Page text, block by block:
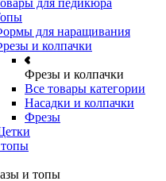
для наращивания
и колпачки
Фрезы и колпачки
Все товары категории
Насадки и колпачки
Фрезы
и топы